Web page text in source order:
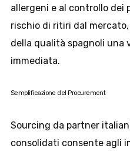
allergeni e al controllo dei
rischio di ritiri dal
della qualità spagnoli una
immediata.
Semplificazione del Procurement
Sourcing da partner
consolidati consente agli